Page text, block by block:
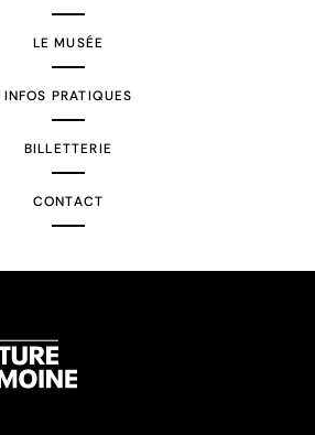
LE MUSÉE
INFOS PRATIQUES
BILLETTERIE
CONTACT